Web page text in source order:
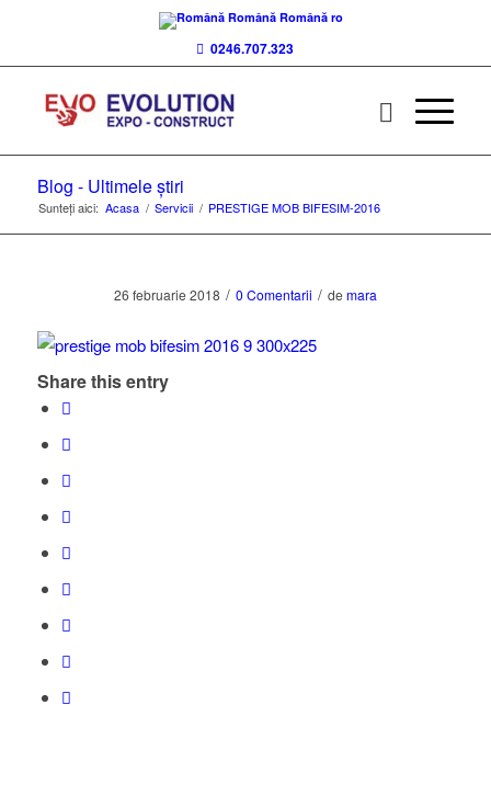
Română Română ro
0246.707.323
Blog - Ultimele știri
Sunteți aici: Acasa / Servicii / PRESTIGE MOB BIFESIM-2016
26 februarie 2018 / 0 Comentarii / demara
Share this entry